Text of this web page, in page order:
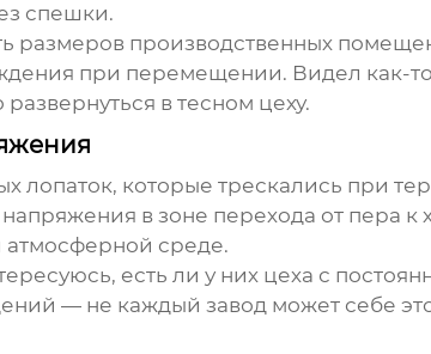
спешки.
размеров производственных
при перемещении. Видел как-
в тесном цеху.
лопаток, которые трескались при
в зоне перехода от пера к
атмосферной среде.
есть ли у них цеха с
— не каждый завод может себе